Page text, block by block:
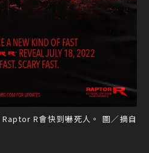
R會快到嚇死人。 圖／摘自